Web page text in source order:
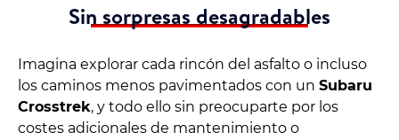
Sin sorpresas desagradables
Imagina explorar cada rincón del asfalto o incluso
los caminos menos pavimentados con un Subaru
Crosstrek, y todo ello sin preocuparte por los
costes adicionales de mantenimiento o